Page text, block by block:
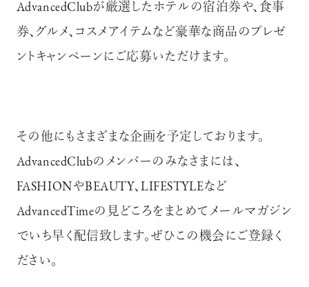
AdvancedClubが厳選したホテルの宿泊券や、食事
券、グルメ、コスメアイテムなど豪華な商品のプレゼ
ントキャンペーンにご応募いただけます。
その他にもさまざまな企画を予定しております。
AdvancedClubのメンバーのみなさまには、
FASHIONやBEAUTY、LIFESTYLEなど
AdvancedTimeの見どころをまとめてメールマガジン
でいち早く配信致します。ぜひこの機会にご登録く
ださい。